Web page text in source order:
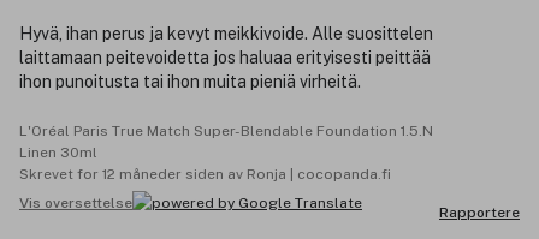
Hyvä, ihan perus ja kevyt meikkivoide. Alle suosittelen
laittamaan peitevoidetta jos haluaa erityisesti peittää
ihon punoitusta tai ihon muita pieniä virheitä.
L'Oréal Paris True Match Super-Blendable Foundation 1.5.N
Linen 30ml
Skrevet for 12 måneder siden av Ronja | cocopanda.fi
Vis oversettelse
Rapportere